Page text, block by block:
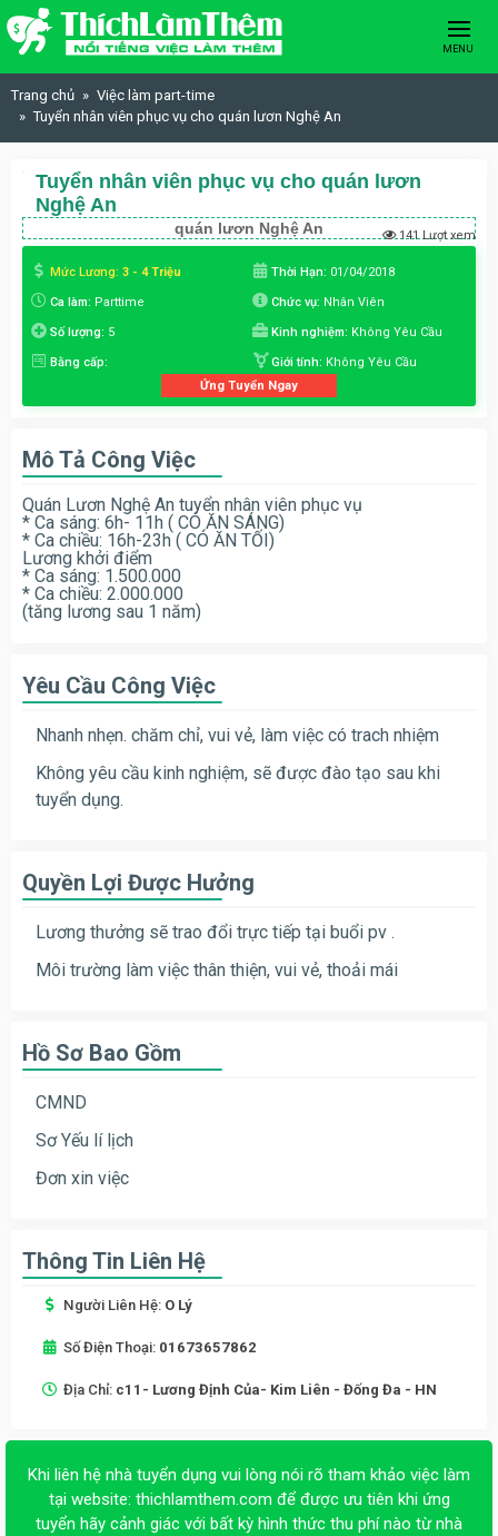
Skip to content
MENU
Trang chủ
Việc làm part-time
Tuyển nhân viên phục vụ cho quán lươn Nghệ An
Tuyển nhân viên phục vụ cho quán lươn
Nghệ An
quán lươn Nghệ An 141 Lượt xem
Mức Lương: 3 - 4 Triệu Thời Hạn: 01/04/2018
Ca làm: Parttime Chức vụ: Nhân Viên
Số lượng: 5 Kinh nghiệm: Không Yêu Cầu
Bằng cấp: Giới tính: Không Yêu Cầu
Ứng Tuyển Ngay
Mô Tả Công Việc
Quán Lươn Nghệ An tuyển nhân viên phục vụ
* Ca sáng: 6h- 11h ( CÓ ĂN SÁNG)
* Ca chiều: 16h-23h ( CÓ ĂN TỐI)
Lương khởi điểm
* Ca sáng: 1.500.000
* Ca chiều: 2.000.000
(tăng lương sau 1 năm)
Yêu Cầu Công Việc
Nhanh nhẹn. chăm chỉ, vui vẻ, làm việc có trach nhiệm
Không yêu cầu kinh nghiệm, sẽ được đào tạo sau khi
tuyển dụng.
Quyền Lợi Được Hưởng
Lương thưởng sẽ trao đổi trực tiếp tại buổi pv .
Môi trường làm việc thân thiện, vui vẻ, thoải mái
Hồ Sơ Bao Gồm
CMND
Sơ Yếu lí lịch
Đơn xin việc
Thông Tin Liên Hệ
Người Liên Hệ: O Lý
Số Điện Thoại: 01673657862
Địa Chỉ: c11- Lương Định Của- Kim Liên - Đống Đa - HN
Khi liên hệ nhà tuyển dụng vui lòng nói rõ tham khảo việc làm
tại website: thichlamthem.com để được ưu tiên khi ứng
tuyển hãy cảnh giác với bất kỳ hình thức thu phí nào từ nhà